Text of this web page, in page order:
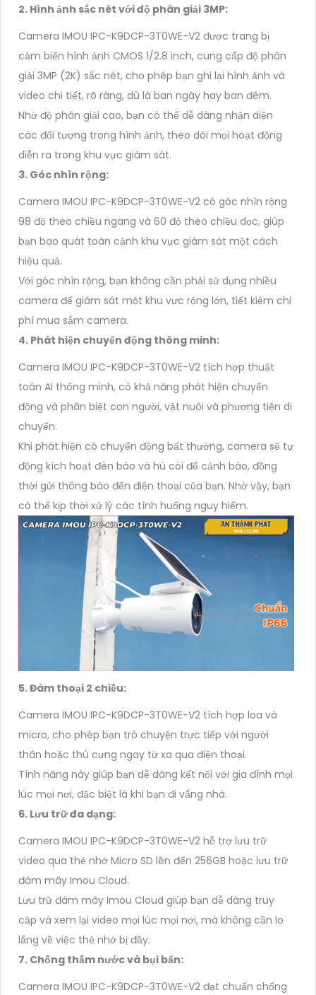
2. Hình ảnh sắc nét với độ phân giải 3MP:
Camera IMOU IPC-K9DCP-3T0WE-V2 được trang bị
cảm biến hình ảnh CMOS 1/2.8 inch, cung cấp độ phân
giải 3MP (2K) sắc nét, cho phép bạn ghi lại hình ảnh và
video chi tiết, rõ ràng, dù là ban ngày hay ban đêm.
Nhờ độ phân giải cao, bạn có thể dễ dàng nhận diện
các đối tượng trong hình ảnh, theo dõi mọi hoạt động
diễn ra trong khu vực giám sát.
3. Góc nhìn rộng:
Camera IMOU IPC-K9DCP-3T0WE-V2 có góc nhìn rộng
98 độ theo chiều ngang và 60 độ theo chiều dọc, giúp
bạn bao quát toàn cảnh khu vực giám sát một cách
hiệu quả.
Với góc nhìn rộng, bạn không cần phải sử dụng nhiều
camera để giám sát một khu vực rộng lớn, tiết kiệm chi
phí mua sắm camera.
4. Phát hiện chuyển động thông minh:
Camera IMOU IPC-K9DCP-3T0WE-V2 tích hợp thuật
toán AI thông minh, có khả năng phát hiện chuyển
động và phân biệt con người, vật nuôi và phương tiện di
chuyển.
Khi phát hiện có chuyển động bất thường, camera sẽ tự
động kích hoạt đèn báo và hú còi để cảnh báo, đồng
thời gửi thông báo đến điện thoại của bạn. Nhờ vậy, bạn
có thể kịp thời xử lý các tình huống nguy hiểm.
5. Đàm thoại 2 chiều:
Camera IMOU IPC-K9DCP-3T0WE-V2 tích hợp loa và
micro, cho phép bạn trò chuyện trực tiếp với người
thân hoặc thú cưng ngay từ xa qua điện thoại.
Tính năng này giúp bạn dễ dàng kết nối với gia đình mọi
lúc mọi nơi, đặc biệt là khi bạn đi vắng nhà.
6. Lưu trữ đa dạng:
Camera IMOU IPC-K9DCP-3T0WE-V2 hỗ trợ lưu trữ
video qua thẻ nhớ Micro SD lên đến 256GB hoặc lưu trữ
đám mây Imou Cloud.
Lưu trữ đám mây Imou Cloud giúp bạn dễ dàng truy
cập và xem lại video mọi lúc mọi nơi, mà không cần lo
lắng về việc thẻ nhớ bị đầy.
7. Chống thấm nước và bụi bẩn:
Camera IMOU IPC-K9DCP-3T0WE-V2 đạt chuẩn chống